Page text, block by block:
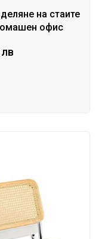
на стаите
офис